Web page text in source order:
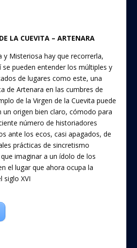
LA CUEVITA – ARTENARA
y Misteriosa hay que recorrerla,
pueden entender los múltiples y
de lugares como este, una
de Artenara en las cumbres de
de la Virgen de la Cuevita puede
un origen bien claro, cómodo para
número de historiadores
ante los ecos, casi apagados, de
prácticas de sincretismo
imaginar a un ídolo de los
el lugar que ahora ocupa la
siglo XVI